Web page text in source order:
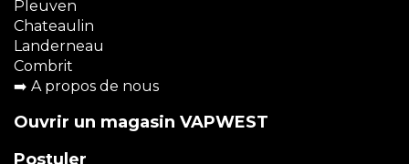
Pleuven
Chateaulin
Landerneau
Combrit
➡️ A propos de nous
Ouvrir un magasin VAPWEST
Postuler